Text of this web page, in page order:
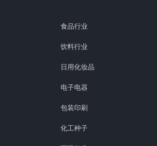
食品行业
饮料行业
日用化妆品
电子电器
包装印刷
化工种子